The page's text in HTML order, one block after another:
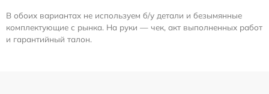
В обоих вариантах не используем б/у детали и безымянные
комплектующие с рынка. На руки — чек, акт выполненных работ
и гарантийный талон.